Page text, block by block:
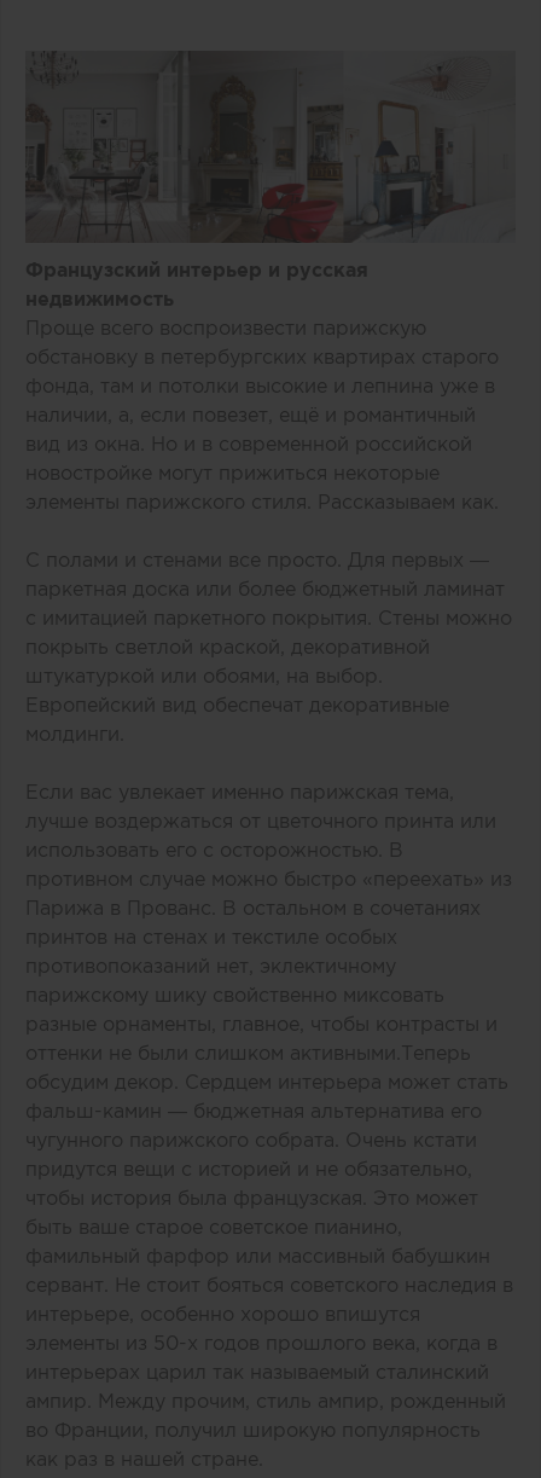
Французский интерьер и русская
недвижимость
Проще всего воспроизвести парижскую
обстановку в петербургских квартирах старого
фонда, там и потолки высокие и лепнина уже в
наличии, а, если повезет, ещё и романтичный
вид из окна. Но и в современной российской
новостройке могут прижиться некоторые
элементы парижского стиля. Рассказываем как.
С полами и стенами все просто. Для первых —
паркетная доска или более бюджетный ламинат
с имитацией паркетного покрытия. Стены можно
покрыть светлой краской, декоративной
штукатуркой или обоями, на выбор.
Европейский вид обеспечат декоративные
молдинги.
Если вас увлекает именно парижская тема,
лучше воздержаться от цветочного принта или
использовать его с осторожностью. В
противном случае можно быстро «переехать» из
Парижа в Прованс. В остальном в сочетаниях
принтов на стенах и текстиле особых
противопоказаний нет, эклектичному
парижскому шику свойственно миксовать
разные орнаменты, главное, чтобы контрасты и
оттенки не были слишком активными.Теперь
обсудим декор. Сердцем интерьера может стать
фальш-камин — бюджетная альтернатива его
чугунного парижского собрата. Очень кстати
придутся вещи с историей и не обязательно,
чтобы история была французская. Это может
быть ваше старое советское пианино,
фамильный фарфор или массивный бабушкин
сервант. Не стоит бояться советского наследия в
интерьере, особенно хорошо впишутся
элементы из 50-х годов прошлого века, когда в
интерьерах царил так называемый сталинский
ампир. Между прочим, стиль ампир, рожденный
во Франции, получил широкую популярность
как раз в нашей стране.